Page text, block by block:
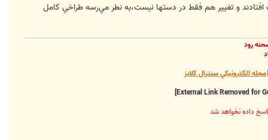
و تغيير هم فقط در دستها نيست،‌به نطر مي‌رسه طراخي كامل
رود
مجله الکترونيکي سنترال کلابز